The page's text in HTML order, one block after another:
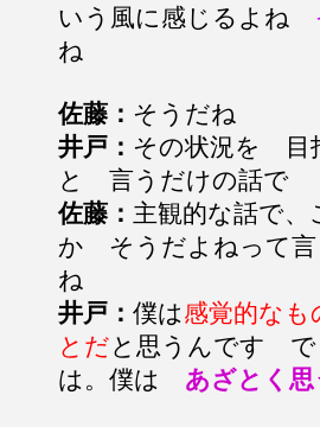
いう風に感じるよね
ね
佐藤： そうだね
井戸： その状況を 目
と 言うだけの話で
佐藤： 主観的な話で
か そうだよねって言
ね
井戸： 僕は感覚的な
とだと思うんです で
は。僕は あざとく思